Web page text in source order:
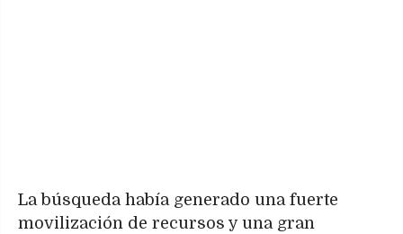
La búsqueda había generado una fuerte
movilización de recursos y una gran